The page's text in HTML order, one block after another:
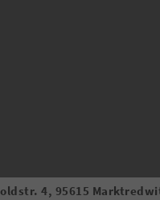
4, 95615